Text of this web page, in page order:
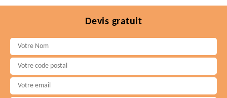
Devis gratuit